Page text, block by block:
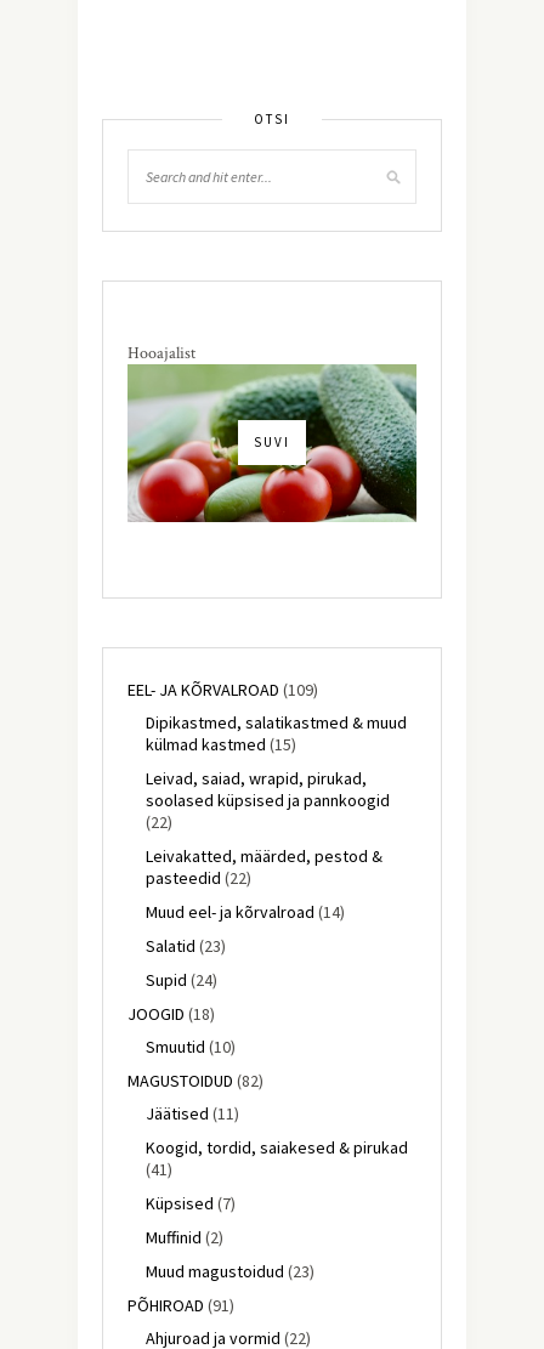
OTSI
Hooajalist
SUVI
EEL- JA KÕRVALROAD (109)
Dipikastmed, salatikastmed & muud
külmad kastmed (15)
Leivad, saiad, wrapid, pirukad,
soolased küpsised ja pannkoogid
(22)
Leivakatted, määrded, pestod &
pasteedid (22)
Muud eel- ja kõrvalroad (14)
Salatid (23)
Supid (24)
JOOGID (18)
Smuutid (10)
MAGUSTOIDUD (82)
Jäätised (11)
Koogid, tordid, saiakesed & pirukad
(41)
Küpsised (7)
Muffinid (2)
Muud magustoidud (23)
PÕHIROAD (91)
Ahjuroad ja vormid (22)